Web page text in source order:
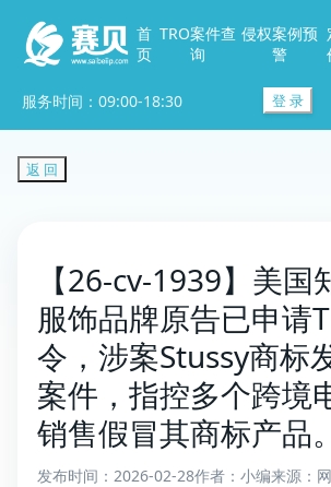
首
页
TRO案件查
询
侵权案例预
警
服务时间：09:00-18:30 登 录
返 回
【26-cv-1939】美国
服饰品牌原告已申请
令，涉案Stussy商标
案件，指控多个跨境
销售假冒其商标产品。
发布时间：2026-02-28作者：小编来源：